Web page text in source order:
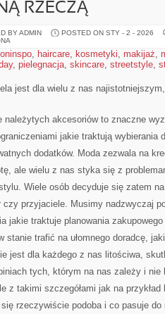
RZECZĄ
BY ADMIN POSTED ON STY - 2 - 2026
, haircare, kosmetyki, makijaż,
, pielegnacja, skincare, streetstyle,
jest dla wielu z nas
należytych akcesoriów to znaczne
jakie traktują wybierania
dodatków. Moda zezwala na
ale wielu z nas styka się z
Wiele osób decyduje się zatem
czy przyjaciele. Musimy nadzwyczaj
jakie traktuje planowania
stanie trafić na ułomnego doradcę,
jest dla każdego z nas litościwa,
tych, którym na nas zależy i nie
z takimi szczegółami jak na
rzeczywiście podoba i co pasuje